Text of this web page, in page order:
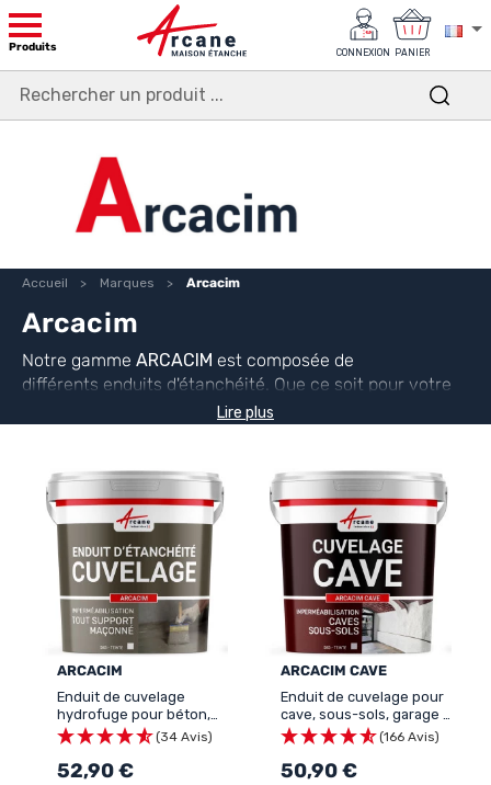
Produits CONNEXION PANIER
Accueil Marques Arcacim
Arcacim
Notre gamme ARCACIM est composée de
différents enduits d'étanchéité. Que ce soit pour votre
cave, votre piscine ou votre salle de bain, un produit
Lire plus
ARCACIM
Enduit de cuvelage
hydrofuge pour béton,
caniveau et fondation :
ARCACIM
(34 Avis)
52,90 €
ARCACIM CAVE
Enduit de cuvelage pour
cave, sous-sols, garage :
ARCACIM CAVE(166 Avis)
50,90 €